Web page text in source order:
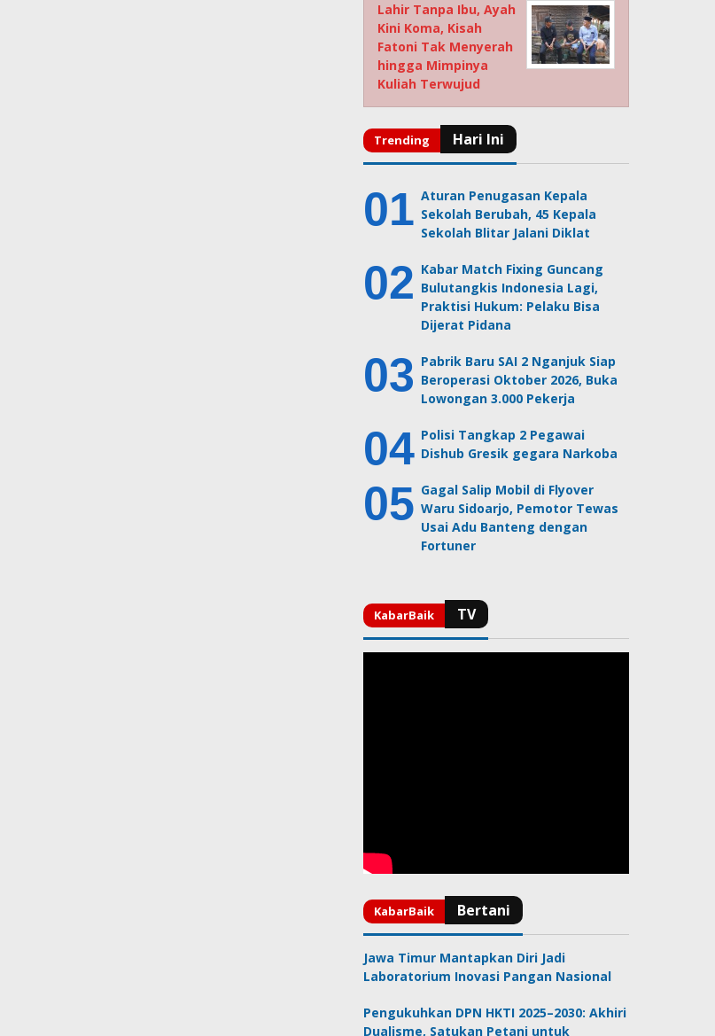
Lahir Tanpa Ibu, Ayah
Kini Koma, Kisah
Fatoni Tak Menyerah
hingga Mimpinya
Kuliah Terwujud
Aturan Penugasan Kepala
Sekolah Berubah, 45 Kepala
Sekolah Blitar Jalani Diklat
Kabar Match Fixing Guncang
Bulutangkis Indonesia Lagi,
Praktisi Hukum: Pelaku Bisa
Dijerat Pidana
Pabrik Baru SAI 2 Nganjuk Siap
Beroperasi Oktober 2026, Buka
Lowongan 3.000 Pekerja
Polisi Tangkap 2 Pegawai
Dishub Gresik gegara Narkoba
Gagal Salip Mobil di Flyover
Waru Sidoarjo, Pemotor Tewas
Usai Adu Banteng dengan
Fortuner
Jawa Timur Mantapkan Diri Jadi
Laboratorium Inovasi Pangan Nasional
Pengukuhkan DPN HKTI 2025–2030: Akhiri
Dualisme, Satukan Petani untuk